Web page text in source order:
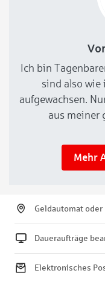
Ich bin
sind also wie
aufgewachsen.
aus meiner
Mehr
Geldautomat
Daueraufträge
Elektronisches